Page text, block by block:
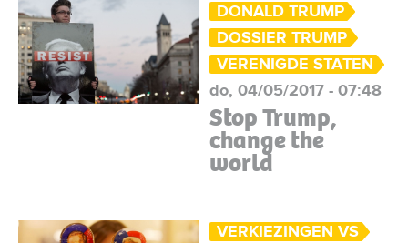
DONALD TRUMP
DOSSIER TRUMP
VERENIGDE STATEN
do, 04/05/2017 - 07:48
Stop Trump,
change the
world
VERKIEZINGEN VS